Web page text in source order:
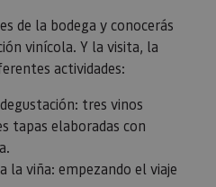
de la bodega y conocerás
vinícola. Y la visita, la
actividades:
tres vinos
tapas elaboradas con
la viña: empezando el viaje